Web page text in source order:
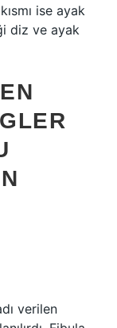
ise ayak
diz ve ayak
verilen